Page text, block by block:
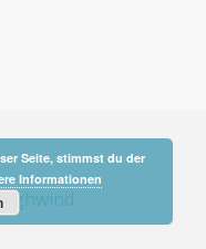
Seite, stimmst du der
Informationen